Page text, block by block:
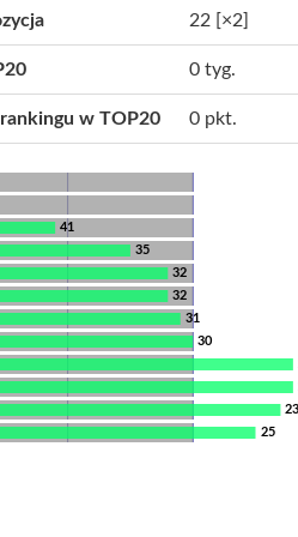
22 [×2]
0 tyg.
w TOP20 0 pkt.
41
35
32
32
31
30
23
25